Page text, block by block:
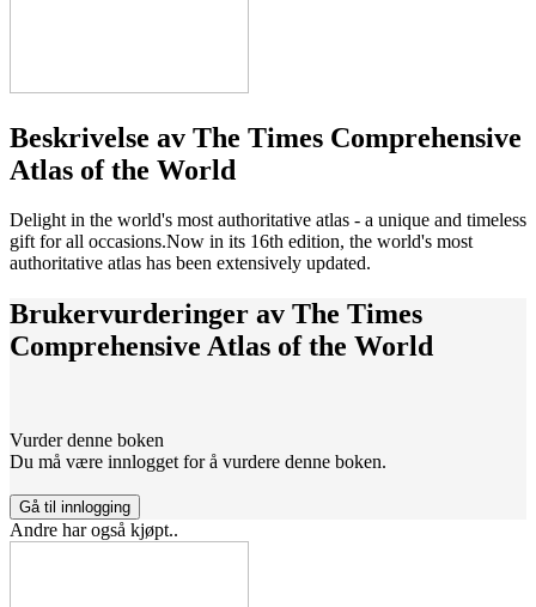
Beskrivelse av The Times Comprehensive
Atlas of the World
Delight in the world's most authoritative atlas - a unique and timeless
gift for all occasions.Now in its 16th edition, the world's most
authoritative atlas has been extensively updated.
Brukervurderinger av The Times
Comprehensive Atlas of the World
Vurder denne boken
Du må være innlogget for å vurdere denne boken.
Gå til innlogging
Andre har også kjøpt..